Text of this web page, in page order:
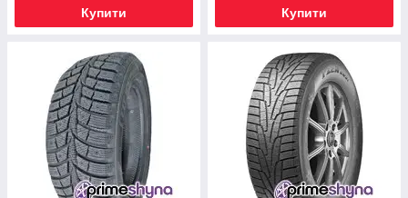
Купити Купити